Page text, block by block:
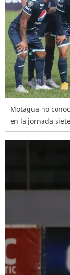
Motagua no
en la jornada